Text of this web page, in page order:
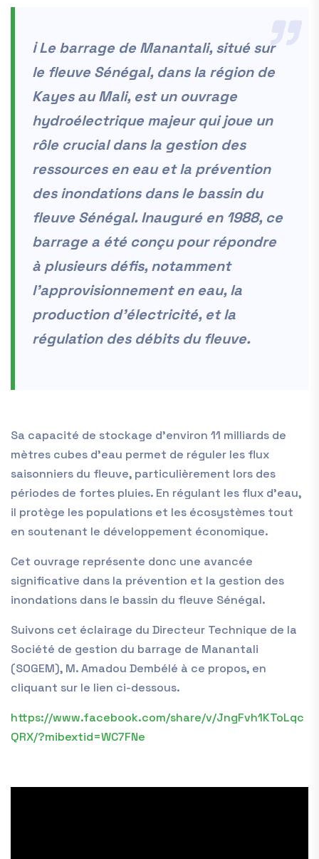
ℹ️ Le barrage de Manantali, situé sur
le fleuve Sénégal, dans la région de
Kayes au Mali, est un ouvrage
hydroélectrique majeur qui joue un
rôle crucial dans la gestion des
ressources en eau et la prévention
des inondations dans le bassin du
fleuve Sénégal. Inauguré en 1988, ce
barrage a été conçu pour répondre
à plusieurs défis, notamment
l’approvisionnement en eau, la
production d’électricité, et la
régulation des débits du fleuve.
Sa capacité de stockage d’environ 11 milliards de
mètres cubes d’eau permet de réguler les flux
saisonniers du fleuve, particulièrement lors des
périodes de fortes pluies. En régulant les flux d’eau,
il protège les populations et les écosystèmes tout
en soutenant le développement économique.
Cet ouvrage représente donc une avancée
significative dans la prévention et la gestion des
inondations dans le bassin du fleuve Sénégal.
Suivons cet éclairage du Directeur Technique de la
Société de gestion du barrage de Manantali
(SOGEM), M. Amadou Dembélé à ce propos, en
cliquant sur le lien ci-dessous.
https://www.facebook.com/share/v/JngFvh1KToLqc
QRX/?mibextid=WC7FNe